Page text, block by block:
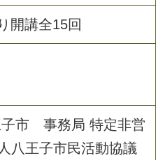
開講全15回
子市 事務局 特定非営
八王子市民活動協議